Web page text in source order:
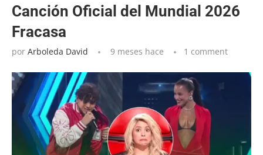
Canción Oficial del Mundial 2026
Fracasa
por Arboleda David 9 meses hace 1 comment